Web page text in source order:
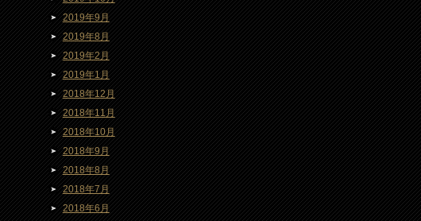
2019年9月
2019年8月
2019年2月
2019年1月
2018年12月
2018年11月
2018年10月
2018年9月
2018年8月
2018年7月
2018年6月